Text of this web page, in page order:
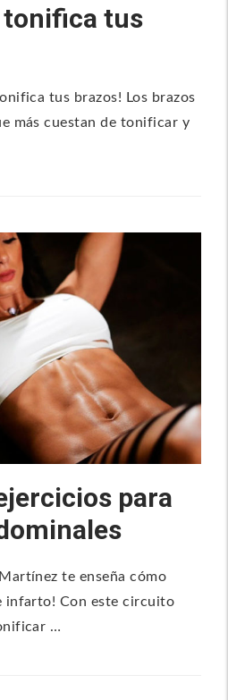
tonifica tus
tus brazos! Los brazos
más cuestan de tonificar y
para
te enseña cómo
infarto! Con este circuito
…